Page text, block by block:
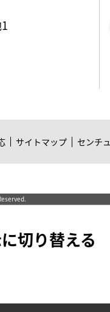
サイトマップ センチ
切り替える